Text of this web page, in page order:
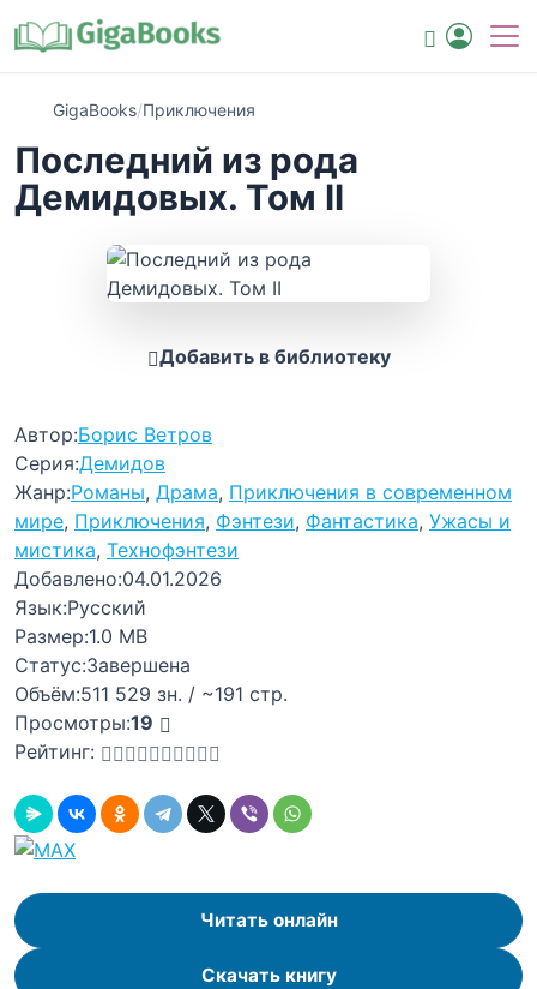
GigaBooks/Приключения
Последний из рода
Демидовых. Том II
Добавить в библиотеку
Автор:Борис Ветров
Серия:Демидов
Жанр:Романы, Драма, Приключения в современном
мире, Приключения, Фэнтези, Фантастика, Ужасы и
мистика, Технофэнтези
Добавлено:04.01.2026
Язык:Русский
Размер:1.0 MB
Статус:Завершена
Объём:511 529 зн. / ~191 стр.
Просмотры:19
Рейтинг:
Читать онлайн
Скачать книгу